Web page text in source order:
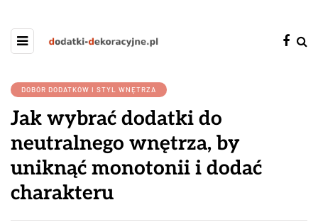
DOBÓR DODATKÓW I STYL WNĘTRZA
Jak wybrać dodatki do
neutralnego wnętrza, by
uniknąć monotonii i dodać
charakteru